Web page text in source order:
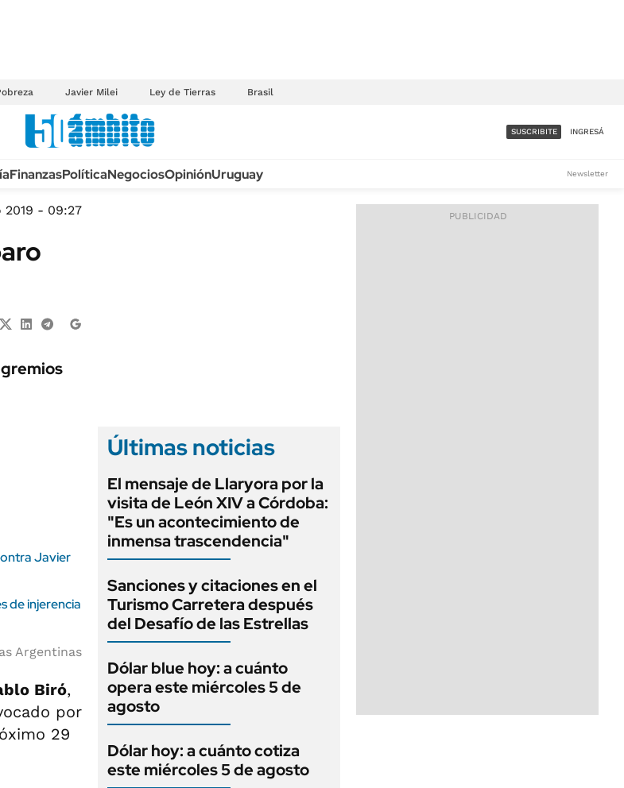
Javier Milei Ley de Tierras Brasil
ACCESO FULL - $1.800/MES
SUSCRIBITE INGRESÁ
FinanzasPolíticaNegociosOpiniónUruguay Newsletter
2019 - 09:27
Javier
de injerencia
Argentinas
Biró,
por
29
Últimas noticias
El mensaje de Llaryora por la
visita de León XIV a Córdoba:
"Es un acontecimiento de
inmensa trascendencia"
Sanciones y citaciones en el
Turismo Carretera después
del Desafío de las Estrellas
Dólar blue hoy: a cuánto
opera este miércoles 5 de
agosto
Dólar hoy: a cuánto cotiza
este miércoles 5 de agosto